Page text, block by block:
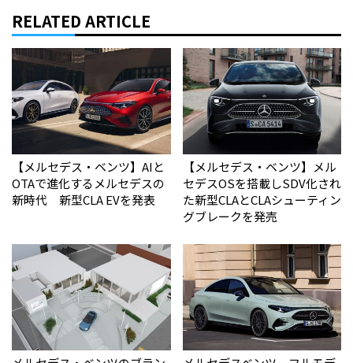
RELATED ARTICLE
【メルセデス・ベンツ】AIと
OTAで進化するメルセデスの
新時代 新型CLA EVを発表
【メルセデス・ベンツ】メル
セデスOSを搭載しSDV化され
た新型CLAとCLAシューティン
グブレークを発売